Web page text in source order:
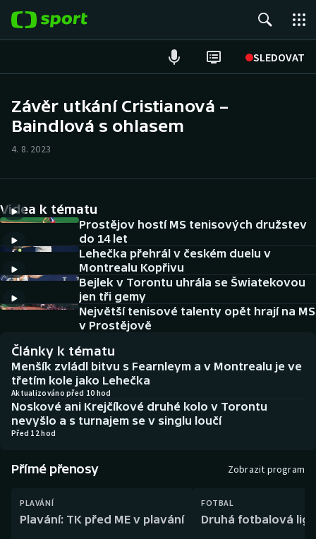
SLEDOVAT
Hokej
Cyklistika
DALŠÍ SPORTY
Americký fotbal
Baseball a softbal
Basketbal
Biatlon
Boby a skeleton
Box
Curling
NEPŘEHLÉDNĚTE
Historické návraty
Aplikace ČT sport
AZ kvíz
Závěr utkání Cristianová –
Baindlová s ohlasem
4. 8. 2023
Videa k tématu
Prostějov hostí MS tenisových družstev
do 14 let
Lehečka přehrál v českém duelu v
Montrealu Kopřivu
Bejlek v Torontu uhrála se Šwiatekovou
jen tři gemy
Největší tenisové talenty opět hrají na MS
v Prostějově
Články k tématu
Menšík zvládl bitvu s Fearnleym a v Montrealu je ve
třetím kole jako Lehečka
Aktualizováno před 10 hod
Noskové ani Krejčíkové druhé kolo v Torontu
nevyšlo a s turnajem se v singlu loučí
Před 12 hod
Přímé přenosy Zobrazit program
PLAVÁNÍ
Plavání: TK před ME v plavání
FOTBAL
Druhá fotbalová